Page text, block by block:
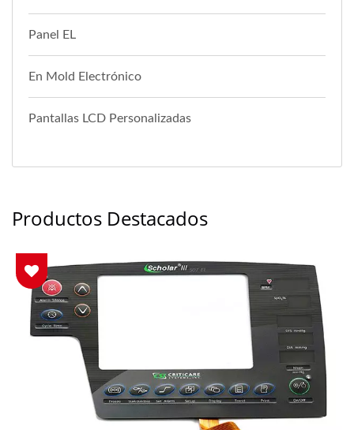
Panel EL
En Mold Electrónico
Pantallas LCD Personalizadas
Productos Destacados